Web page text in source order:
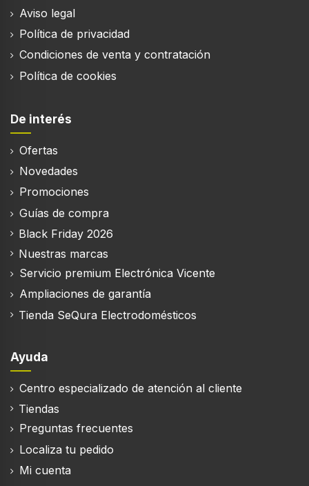
Aviso legal
Política de privacidad
Condiciones de venta y contratación
Política de cookies
De interés
Ofertas
Novedades
Promociones
Guías de compra
Black Friday 2026
Nuestras marcas
Servicio premium Electrónica Vicente
Ampliaciones de garantía
Tienda SeQura Electrodomésticos
Ayuda
Centro especializado de atención al cliente
Tiendas
Preguntas frecuentes
Localiza tu pedido
Mi cuenta